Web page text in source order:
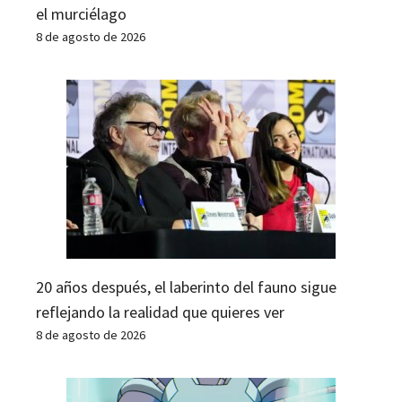
el murciélago
8 de agosto de 2026
20 años después, el laberinto del fauno sigue
reflejando la realidad que quieres ver
8 de agosto de 2026